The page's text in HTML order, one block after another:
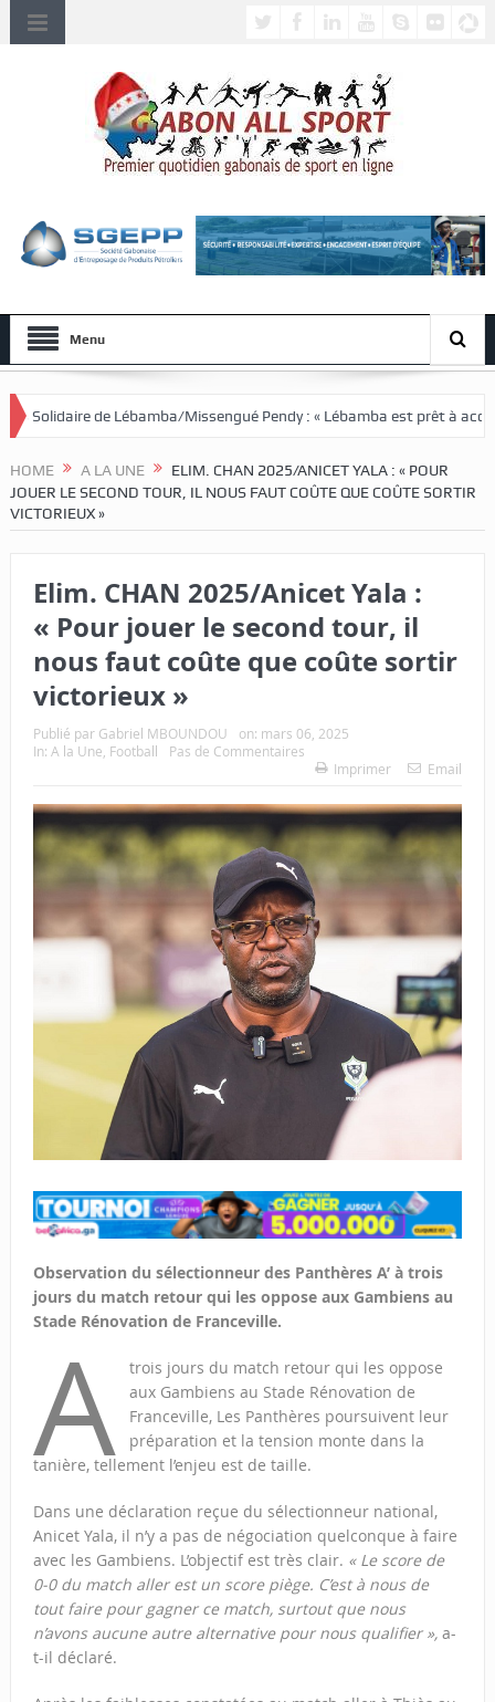
Menu
Missengué Pendy : « Lébamba est prêt à accueillir ce grand
HOME A LA UNE
ELIM. CHAN 2025/ANICET YALA : « POUR
JOUER LE SECOND TOUR, IL NOUS FAUT COÛTE QUE COÛTE SORTIR
VICTORIEUX »
Elim. CHAN 2025/Anicet Yala :
« Pour jouer le second tour, il
nous faut coûte que coûte sortir
victorieux »
Publié par Gabriel MBOUNDOU on: mars 06, 2025
In: A la Une Football
Pas de Commentaires
Imprimer
Email
Observation du sélectionneur des Panthères A’ à trois
jours du match retour qui les oppose aux Gambiens au
Stade Rénovation de Franceville.
A
trois jours du match retour qui les oppose
aux Gambiens au Stade Rénovation de
Franceville, Les Panthères poursuivent leur
préparation et la tension monte dans la
tanière, tellement l’enjeu est de taille.
Dans une déclaration reçue du sélectionneur national,
Anicet Yala, il n’y a pas de négociation quelconque à faire
avec les Gambiens. L’objectif est très clair. « Le score de
0-0 du match aller est un score piège. C’est à nous de
tout faire pour gagner ce match, surtout que nous
n’avons aucune autre alternative pour nous qualifier »,a-
t-il déclaré.